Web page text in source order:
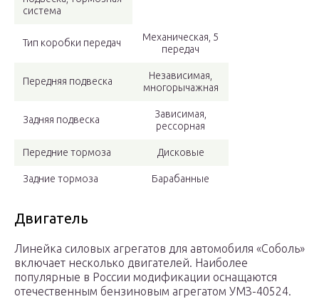
система
Тип коробки передач
Механическая, 5
передач
Передняя подвеска
Независимая,
многорычажная
Задняя подвеска
Зависимая,
рессорная
Передние тормоза Дисковые
Задние тормоза Барабанные
Двигатель
Линейка силовых агрегатов для автомобиля «Соболь»
включает несколько двигателей. Наиболее
популярные в России модификации оснащаются
отечественным бензиновым агрегатом УМЗ-40524.